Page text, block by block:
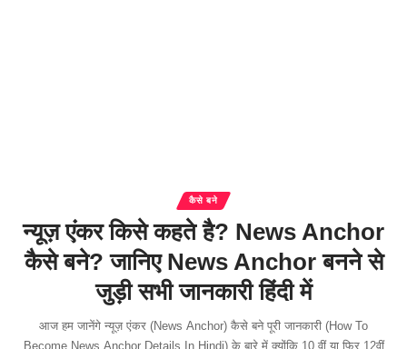
कैसे बने
न्यूज़ एंकर किसे कहते है? News Anchor
कैसे बने? जानिए News Anchor बनने से
जुड़ी सभी जानकारी हिंदी में
आज हम जानेंगे न्यूज़ एंकर (News Anchor) कैसे बने पूरी जानकारी (How To
Become News Anchor Details In Hindi) के बारे में क्योंकि 10 वीं या फिर 12वीं